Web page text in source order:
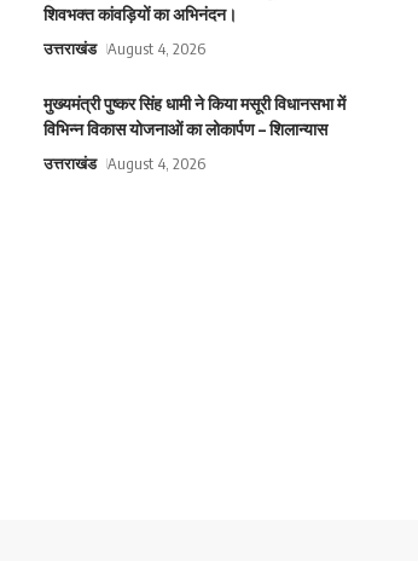
शिवभक्त कांवड़ियों का अभिनंदन।
उत्तराखंड August 4, 2026
मुख्यमंत्री पुष्कर सिंह धामी ने किया मसूरी विधानसभा में
विभिन्न विकास योजनाओं का लोकार्पण – शिलान्यास
उत्तराखंड August 4, 2026